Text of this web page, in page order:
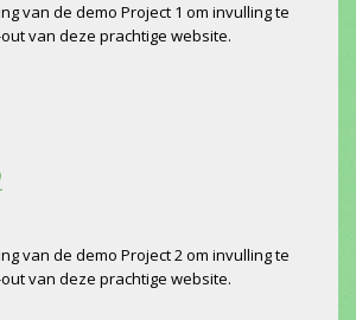
van de demo Project 1 om invulling te
van deze prachtige website.
van de demo Project 2 om invulling te
van deze prachtige website.